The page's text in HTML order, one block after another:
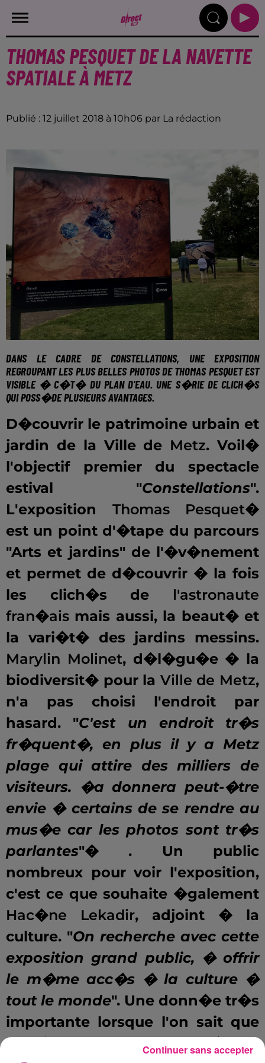
THOMAS PESQUET DE LA NAVETTE
SPATIALE À METZ
Publié : 12 juillet 2018 à 10h06 par La rédaction
DANS LE CADRE DE CONSTELLATIONS, UNE EXPOSITION
REGROUPANT LES PLUS BELLES PHOTOS DE THOMAS PESQUET EST
VISIBLE � C�T� DU PLAN D'EAU. UNE S�RIE DE CLICH�S
QUI POSS�DE PLUSIEURS AVANTAGES.
D�couvrir le patrimoine urbain et
jardin de la Ville de Metz. Voil�
l'objectif premier du spectacle
estival "Constellations".
L'exposition Thomas Pesquet�
est un point d'�tape du parcours
"Arts et jardins" de l'�v�nement
et permet de d�couvrir � la fois
les clich�s de l'astronaute
fran�ais mais aussi, la beaut� et
la vari�t� des jardins messins.
Marylin Molinet, d�l�gu�e � la
biodiversit� pour la Ville de Metz,
n'a pas choisi l'endroit par
hasard. "C'est un endroit tr�s
fr�quent�, en plus il y a Metz
plage qui attire des milliers de
visiteurs. �a donnera peut-�tre
envie � certains de se rendre au
mus�e car les photos sont tr�s
parlantes"� . Un public
nombreux pour voir l'exposition,
c'est ce que souhaite �galement
Hac�ne Lekadir, adjoint � la
culture. "On recherche avec cette
exposition grand public, � offrir
le m�me acc�s � la culture �
tout le monde". Une donn�e tr�s
importante lorsque l'on sait que
la fr�quentation des mus�es a
Continuer sans accepter